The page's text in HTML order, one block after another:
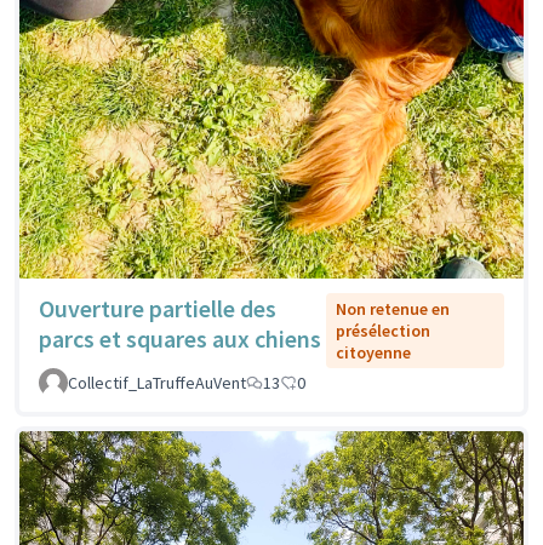
Ouverture partielle des
parcs et squares aux chiens
Non retenue en
présélection
citoyenne
Collectif_LaTruffeAuVent
13 0